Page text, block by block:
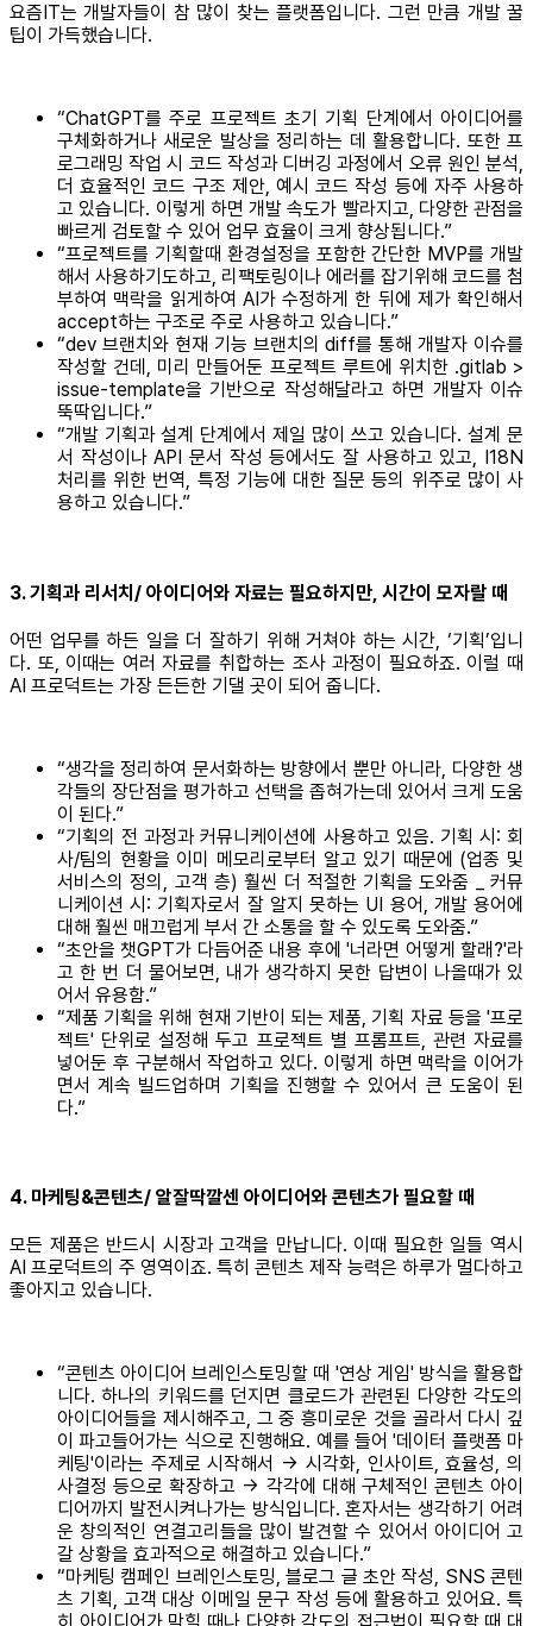
요즘IT는 개발자들이 참 많이 찾는 플랫폼입니다. 그런 만큼 개발 꿀
팁이 가득했습니다.
“ChatGPT를 주로 프로젝트 초기 기획 단계에서 아이디어를
구체화하거나 새로운 발상을 정리하는 데 활용합니다. 또한 프
로그래밍 작업 시 코드 작성과 디버깅 과정에서 오류 원인 분석,
더 효율적인 코드 구조 제안, 예시 코드 작성 등에 자주 사용하
고 있습니다. 이렇게 하면 개발 속도가 빨라지고, 다양한 관점을
빠르게 검토할 수 있어 업무 효율이 크게 향상됩니다.”
“프로젝트를 기획할때 환경설정을 포함한 간단한 MVP를 개발
해서 사용하기도하고, 리팩토링이나 에러를 잡기위해 코드를 첨
부하여 맥락을 읽게하여 AI가 수정하게 한 뒤에 제가 확인해서
accept하는 구조로 주로 사용하고 있습니다.”
“dev 브랜치와 현재 기능 브랜치의 diff를 통해 개발자 이슈를
작성할 건데, 미리 만들어둔 프로젝트 루트에 위치한 .gitlab >
issue-template을 기반으로 작성해달라고 하면 개발자 이슈
뚝딱입니다.”
“개발 기획과 설계 단계에서 제일 많이 쓰고 있습니다. 설계 문
서 작성이나 API 문서 작성 등에서도 잘 사용하고 있고, I18N
처리를 위한 번역, 특정 기능에 대한 질문 등의 위주로 많이 사
용하고 있습니다.”
3. 기획과 리서치/ 아이디어와 자료는 필요하지만, 시간이 모자랄 때
어떤 업무를 하든 일을 더 잘하기 위해 거쳐야 하는 시간, ‘기획’입니
다. 또, 이때는 여러 자료를 취합하는 조사 과정이 필요하죠. 이럴 때
AI 프로덕트는 가장 든든한 기댈 곳이 되어 줍니다.
“생각을 정리하여 문서화하는 방향에서 뿐만 아니라, 다양한 생
각들의 장단점을 평가하고 선택을 좁혀가는데 있어서 크게 도움
이 된다.”
“기획의 전 과정과 커뮤니케이션에 사용하고 있음. 기획 시: 회
사/팀의 현황을 이미 메모리로부터 알고 있기 때문에 (업종 및
서비스의 정의, 고객 층) 훨씬 더 적절한 기획을 도와줌 _ 커뮤
니케이션 시: 기획자로서 잘 알지 못하는 UI 용어, 개발 용어에
대해 훨씬 매끄럽게 부서 간 소통을 할 수 있도록 도와줌.”
“초안을 챗GPT가 다듬어준 내용 후에 '너라면 어떻게 할래?'라
고 한 번 더 물어보면, 내가 생각하지 못한 답변이 나올때가 있
어서 유용함.”
“제품 기획을 위해 현재 기반이 되는 제품, 기획 자료 등을 '프로
젝트' 단위로 설정해 두고 프로젝트 별 프롬프트, 관련 자료를
넣어둔 후 구분해서 작업하고 있다. 이렇게 하면 맥락을 이어가
면서 계속 빌드업하며 기획을 진행할 수 있어서 큰 도움이 된
다.”
4. 마케팅&콘텐츠/ 알잘딱깔센 아이디어와 콘텐츠가 필요할 때
모든 제품은 반드시 시장과 고객을 만납니다. 이때 필요한 일들 역시
AI 프로덕트의 주 영역이죠. 특히 콘텐츠 제작 능력은 하루가 멀다하고
좋아지고 있습니다.
“콘텐츠 아이디어 브레인스토밍할 때 '연상 게임' 방식을 활용합
니다. 하나의 키워드를 던지면 클로드가 관련된 다양한 각도의
아이디어들을 제시해주고, 그 중 흥미로운 것을 골라서 다시 깊
이 파고들어가는 식으로 진행해요. 예를 들어 '데이터 플랫폼 마
케팅'이라는 주제로 시작해서 → 시각화, 인사이트, 효율성, 의
사결정 등으로 확장하고 → 각각에 대해 구체적인 콘텐츠 아이
디어까지 발전시켜나가는 방식입니다. 혼자서는 생각하기 어려
운 창의적인 연결고리들을 많이 발견할 수 있어서 아이디어 고
갈 상황을 효과적으로 해결하고 있습니다.”
“마케팅 캠페인 브레인스토밍, 블로그 글 초안 작성, SNS 콘텐
츠 기획, 고객 대상 이메일 문구 작성 등에 활용하고 있어요. 특